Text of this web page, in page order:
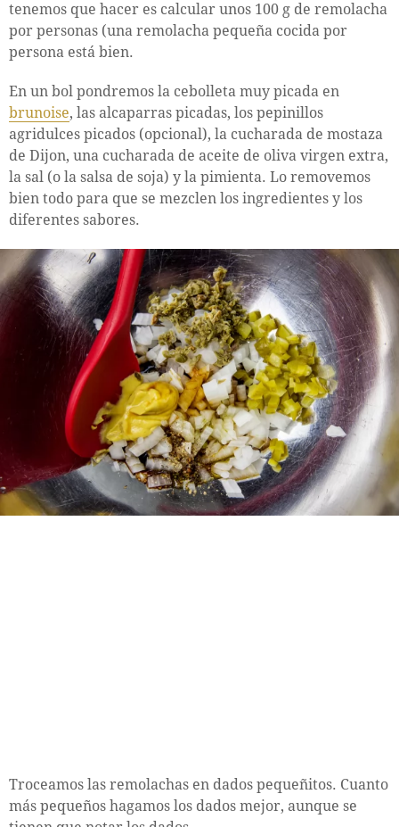
tenemos que hacer es calcular unos 100 g de remolacha
por personas (una remolacha pequeña cocida por
persona está bien.
En un bol pondremos la cebolleta muy picada en
brunoise, las alcaparras picadas, los pepinillos
agridulces picados (opcional), la cucharada de mostaza
de Dijon, una cucharada de aceite de oliva virgen extra,
la sal (o la salsa de soja) y la pimienta. Lo removemos
bien todo para que se mezclen los ingredientes y los
diferentes sabores.
Troceamos las remolachas en dados pequeñitos. Cuanto
más pequeños hagamos los dados mejor, aunque se